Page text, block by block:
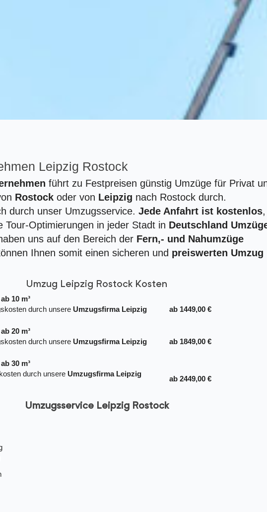
Leipzig Rostock
führt zu Festpreisen günstig Umzüge für Privat
Rostock oder von Leipzig nach Rostock durch.
durch unser Umzugsservice. Jede Anfahrt ist kostenlos,
Tour-Optimierungen in jeder Stadt in Deutschland
uns auf den Bereich der Fern,- und Nahumzüge
Ihnen somit einen sicheren und preiswerten Umzug
Umzug Leipzig Rostock Kosten
10 m³
durch unsere Umzugsfirma Leipzig
ab 1449,00 €
20 m³
durch unsere Umzugsfirma Leipzig
ab 1849,00 €
30 m³
durch unsere Umzugsfirma Leipzig
ab 2449,00 €
Umzugsservice Leipzig Rostock